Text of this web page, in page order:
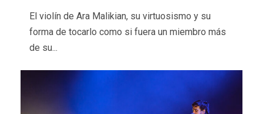
El violín de Ara Malikian, su virtuosismo y su
forma de tocarlo como si fuera un miembro más
de su...